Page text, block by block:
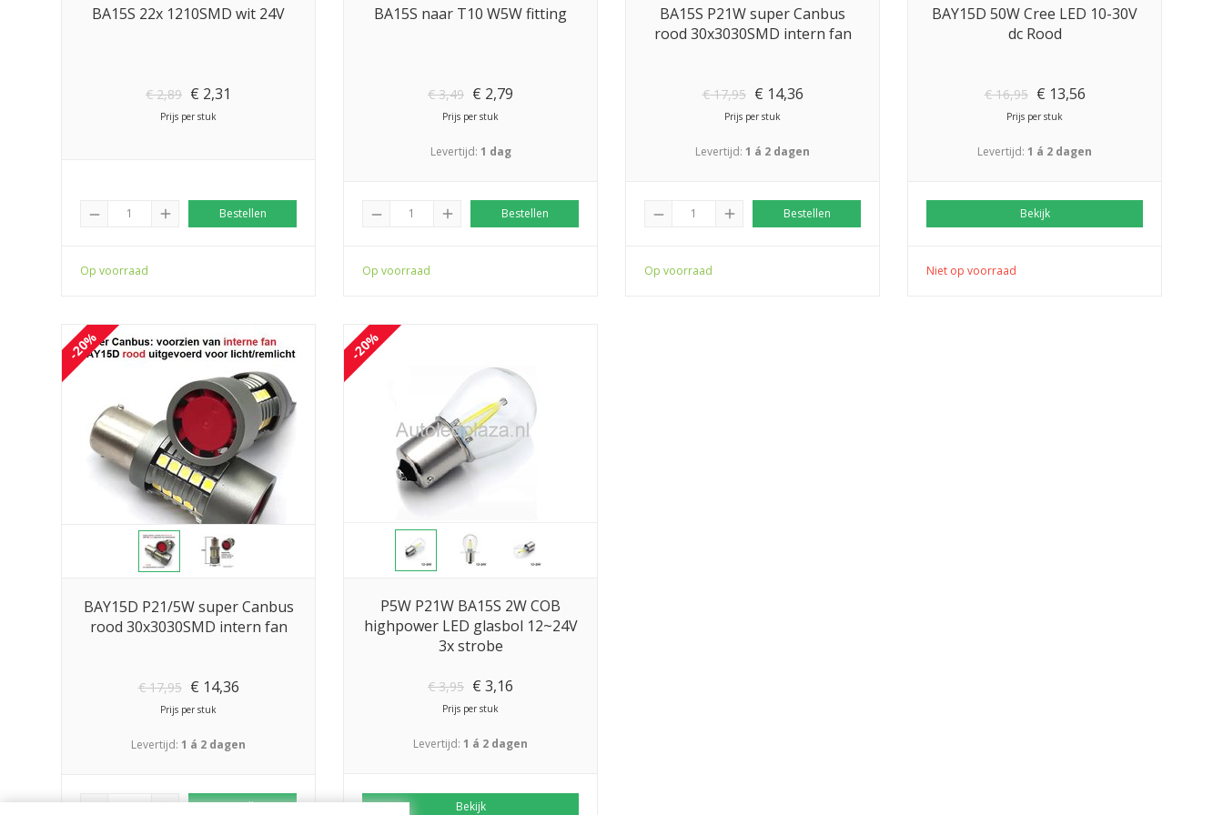
BA15S 22x 1210SMD wit 24V
€2,89 € 2,31
Prijs per stuk
remove add Bestellen
Op voorraad
BA15S naar T10 W5W fitting
€3,49 € 2,79
Prijs per stuk
Levertijd: 1 dag
remove add Bestellen
Op voorraad
BA15S P21W super Canbus
rood 30x3030SMD intern fan
€17,95 € 14,36
Prijs per stuk
Levertijd: 1 á 2 dagen
remove add Bestellen
Op voorraad
BAY15D 50W Cree LED 10-30V
dc Rood
€16,95 € 13,56
Prijs per stuk
Levertijd: 1 á 2 dagen
Bekijk
Niet op voorraad
-20%
BAY15D P21/5W super Canbus
rood 30x3030SMD intern fan
€17,95 € 14,36
Prijs per stuk
Levertijd: 1 á 2 dagen
remove add Bestellen
-20%
P5W P21W BA15S 2W COB
highpower LED glasbol 12~24V
3x strobe
€3,95 € 3,16
Prijs per stuk
Levertijd: 1 á 2 dagen
Bekijk